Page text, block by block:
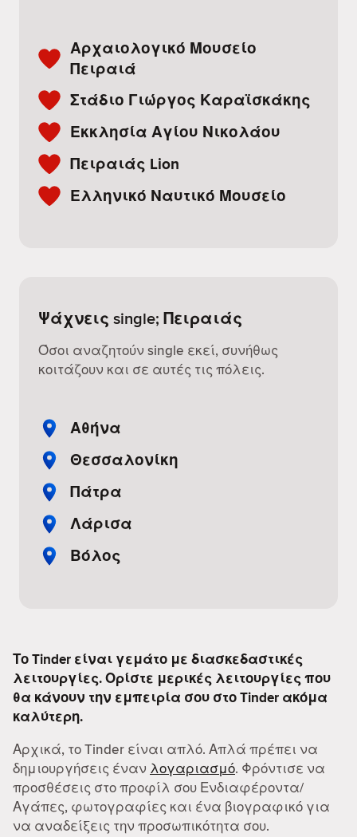
Αρχαιολογικό Μουσείο
Πειραιά
Στάδιο Γιώργος Καραϊσκάκης
Εκκλησία Αγίου Νικολάου
Πειραιάς Lion
Ελληνικό Ναυτικό Μουσείο
Ψάχνεις single; Πειραιάς
Όσοι αναζητούν single εκεί, συνήθως
κοιτάζουν και σε αυτές τις πόλεις.
Αθήνα
Θεσσαλονίκη
Πάτρα
Λάρισα
Βόλος
Το Tinder είναι γεμάτο με διασκεδαστικές
λειτουργίες. Ορίστε μερικές λειτουργίες που
θα κάνουν την εμπειρία σου στο Tinder ακόμα
καλύτερη.
Αρχικά, το Tinder είναι απλό. Απλά πρέπει να
δημιουργήσεις έναν λογαριασμό. Φρόντισε να
προσθέσεις στο προφίλ σου Ενδιαφέροντα/
Αγάπες, φωτογραφίες και ένα βιογραφικό για
να αναδείξεις την προσωπικότητα σου.